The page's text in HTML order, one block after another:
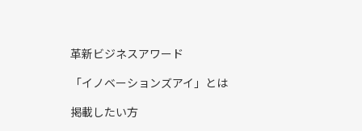
革新ビジネスアワード
「イノベーションズアイ」とは
掲載したい方